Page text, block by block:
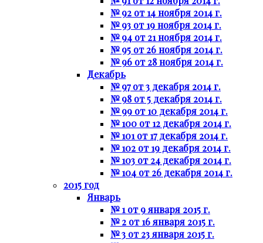
№ 92 от 14 ноября 2014 г.
№ 93 от 19 ноября 2014 г.
№ 94 от 21 ноября 2014 г.
№ 95 от 26 ноября 2014 г.
№ 96 от 28 ноября 2014 г.
Декабрь
№ 97 от 3 декабря 2014 г.
№ 98 от 5 декабря 2014 г.
№ 99 от 10 декабря 2014 г.
№ 100 от 12 декабря 2014 г.
№ 101 от 17 декабря 2014 г.
№ 102 от 19 декабря 2014 г.
№ 103 от 24 декабря 2014 г.
№ 104 от 26 декабря 2014 г.
2015 год
Январь
№ 1 от 9 января 2015 г.
№ 2 от 16 января 2015 г.
№ 3 от 23 января 2015 г.